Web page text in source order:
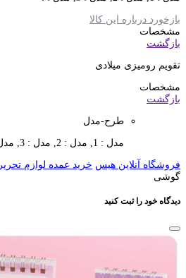
بازخورد درباره این کالا
مشخصات
بازگشت
تقویم رومیزی میلادی
مشخصات
بازگشت
طرح-مدل
مدل : 1, مدل : 2, مدل : 3, مدل : 4
فروشگاه آنلاین هیس خرید عمده لوازم تحریر
گوشی
دیدگاه خود را ثبت کنید